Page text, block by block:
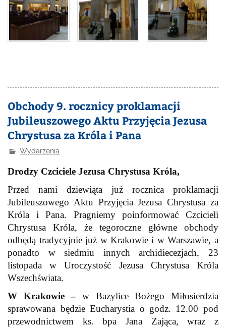
Obchody 9. rocznicy proklamacji
Jubileuszowego Aktu Przyjęcia Jezusa
Chrystusa za Króla i Pana
Wydarzenia
Drodzy Czciciele Jezusa Chrystusa Króla,
Przed nami dziewiąta już rocznica proklamacji
Jubileuszowego Aktu Przyjęcia Jezusa Chrystusa za
Króla i Pana. Pragniemy poinformować Czcicieli
Chrystusa Króla, że tegoroczne główne obchody
odbędą tradycyjnie już w Krakowie i w Warszawie, a
ponadto w siedmiu innych archidiecezjach, 23
listopada w Uroczystość Jezusa Chrystusa Króla
Wszechświata.
W Krakowie – w Bazylice Bożego Miłosierdzia
sprawowana będzie Eucharystia o godz. 12.00 pod
przewodnictwem ks. bpa Jana Zająca, wraz z